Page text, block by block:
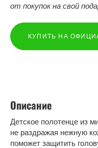
от покупок на свой
КУПИТЬ НА
Описание
Детское полотенце из
не раздражая нежную
поможет защитить